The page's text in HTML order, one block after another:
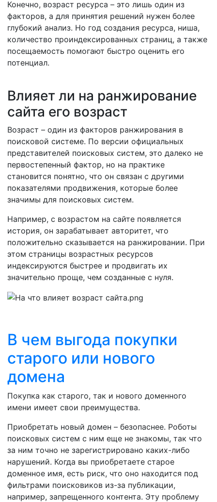
Конечно, возраст ресурса – это лишь один из
факторов, а для принятия решений нужен более
глубокий анализ. Но год создания ресурса, ниша,
количество проиндексированных страниц, а также
посещаемость помогают быстро оценить его
потенциал.
Влияет ли на ранжирование
сайта его возраст
Возраст – один из факторов ранжирования в
поисковой системе. По версии официальных
представителей поисковых систем, это далеко не
первостепенный фактор, но на практике
становится понятно, что он связан с другими
показателями продвижения, которые более
значимы для поисковых систем.
Например, с возрастом на сайте появляется
история, он зарабатывает авторитет, что
положительно сказывается на ранжировании. При
этом страницы возрастных ресурсов
индексируются быстрее и продвигать их
значительно проще, чем созданные с нуля.
В чем выгода покупки
старого или нового
домена
Покупка как старого, так и нового доменного
имени имеет свои преимущества.
Приобретать новый домен – безопаснее. Роботы
поисковых систем с ним еще не знакомы, так что
за ним точно не зарегистрировано каких-либо
нарушений. Когда вы приобретаете старое
доменное имя, есть риск, что оно находится под
фильтрами поисковиков из-за публикации,
например, запрещенного контента. Эту проблему